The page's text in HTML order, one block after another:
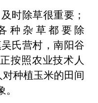
时除草很重要；
种杂草都要除
氏营村，南阳谷
按照农业技术人
对种植玉米的田间